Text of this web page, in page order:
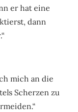
er hat eine
dann
mich an die
Scherzen zu